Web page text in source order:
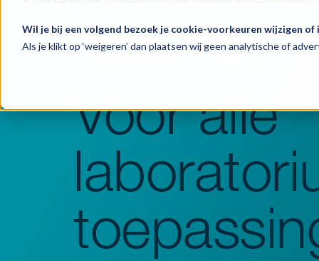
Wil je bij een volgend bezoek je cookie-voorkeuren wijzigen
Als je klikt op ‘weigeren’ dan plaatsen wij geen analytische of
Koelen
Baden
Flowkasten
Spoelmachines
Monsterbereiding
Schudders
Analyse
ROTINA 420
Voor alle